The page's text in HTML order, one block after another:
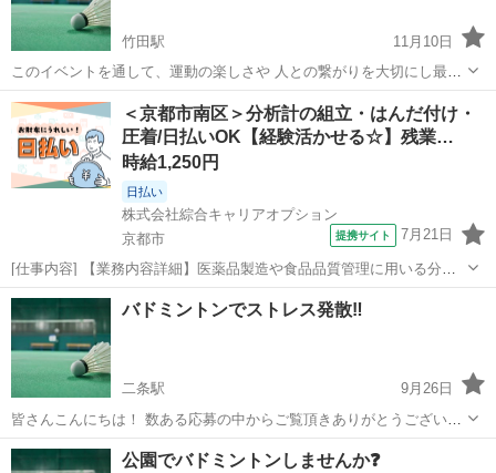
竹田駅
11月10日
このイベントを通して、運動の楽しさや 人との繋がりを大切にし最幸
の仲間を作れるような、コミュニティを目指しております︎💕︎ 運動不足
解消したい方、健康が気になる方、 趣味を探している方、男女問わず
待ってます☺️ たくさんの...
京都 京都市 竹田駅 バドミントン 繋がり
＜京都市南区＞分析計の組立・はんだ付け・
圧着/日払いOK【経験活かせる☆】残業…
時給1,250円
日払い
株式会社綜合キャリアオプション
京都市
提携サイト 7月21日
[仕事内容] 【業務内容詳細】医薬品製造や食品品質管理に用いる分
析・計測機器の分析計組立(はんだ付け・圧着作業)業務【取扱製品情
報】医薬品製造や食品品質管理に用いる分析・計測機器 。＋お仕事探
しはコンシェルスタッフにおまか...
京都 京都市 工場
バドミントンでストレス発散‼️
二条駅
9月26日
皆さんこんにちは！ 数ある応募の中からご覧頂きありがとうございま
す！ 社会人になってから同年代の繋がりや、 スポーツができる環境が
なかったんですが、 同年代だけでなく、様々な年代の繋がりを作るこ
京都 京都市 二条駅 バドミントン
公園でバドミントンしませんか❓